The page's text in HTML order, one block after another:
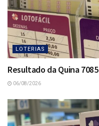
LOTERIAS
Resultado da Quina 7085
06/08/2026